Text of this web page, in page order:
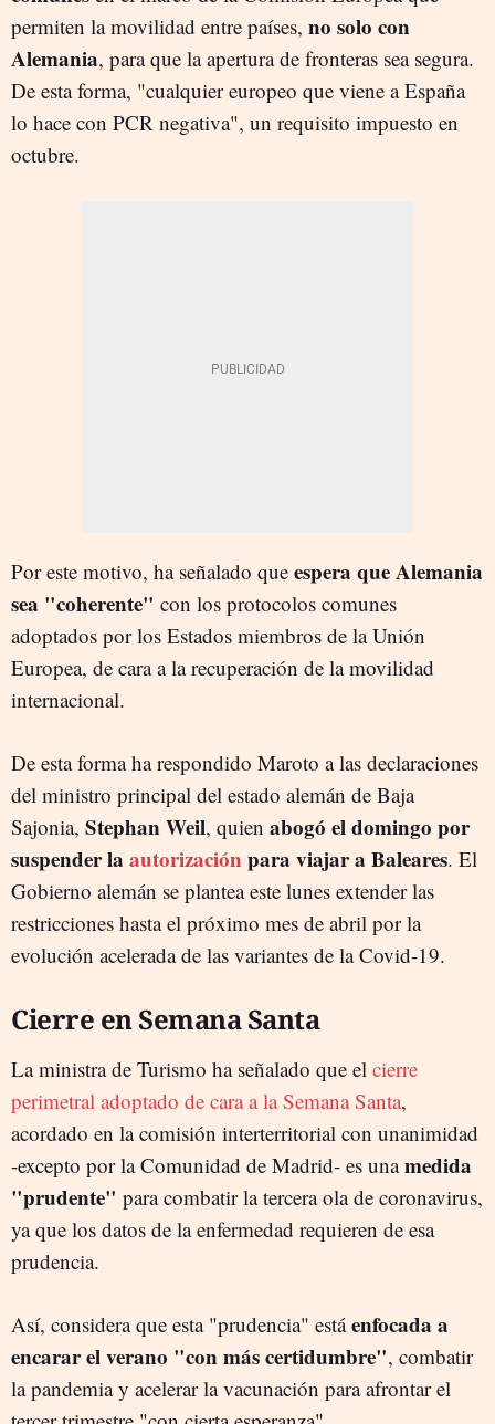
permiten la movilidad entre países, no solo con
Alemania, para que la apertura de fronteras sea segura.
De esta forma, "cualquier europeo que viene a España
lo hace con PCR negativa", un requisito impuesto en
octubre.
Por este motivo, ha señalado que espera que Alemania
sea "coherente" con los protocolos comunes
adoptados por los Estados miembros de la Unión
Europea, de cara a la recuperación de la movilidad
internacional.
De esta forma ha respondido Maroto a las declaraciones
del ministro principal del estado alemán de Baja
Sajonia, Stephan Weil, quien abogó el domingo por
suspender la autorización para viajar a Baleares. El
Gobierno alemán se plantea este lunes extender las
restricciones hasta el próximo mes de abril por la
evolución acelerada de las variantes de la Covid-19.
Cierre en Semana Santa
La ministra de Turismo ha señalado que el cierre
perimetral adoptado de cara a la Semana Santa,
acordado en la comisión interterritorial con unanimidad
-excepto por la Comunidad de Madrid- es unamedida
"prudente" para combatir la tercera ola de coronavirus,
ya que los datos de la enfermedad requieren de esa
prudencia.
Así, considera que esta "prudencia" estáenfocada a
encarar el verano "con más certidumbre", combatir
la pandemia y acelerar la vacunación para afrontar el